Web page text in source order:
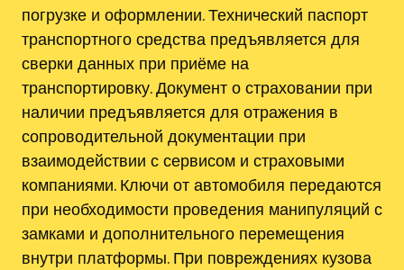
погрузке и оформлении. Технический паспорт
транспортного средства предъявляется для
сверки данных при приёме на
транспортировку. Документ о страховании при
наличии предъявляется для отражения в
сопроводительной документации при
взаимодействии с сервисом и страховыми
компаниями. Ключи от автомобиля передаются
при необходимости проведения манипуляций с
замками и дополнительного перемещения
внутри платформы. При повреждениях кузова